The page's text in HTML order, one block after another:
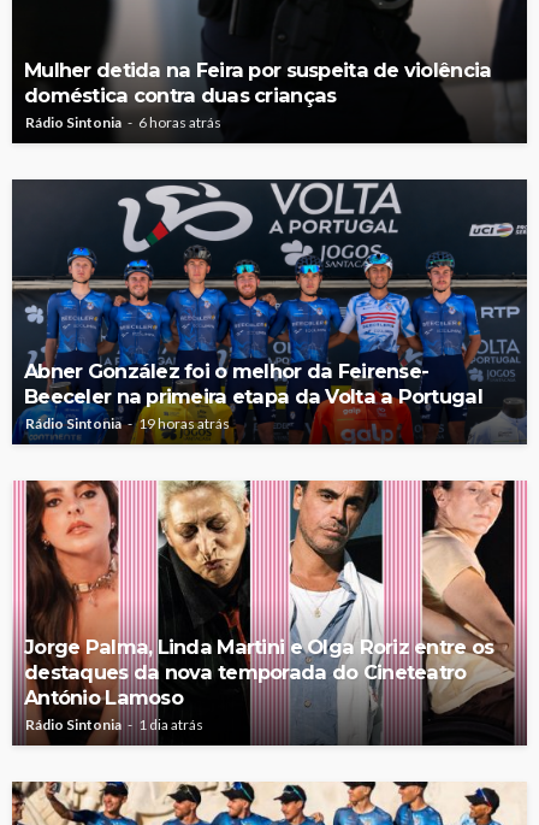
Mulher detida na Feira por suspeita de violência
doméstica contra duas crianças
Rádio Sintonia 6 horas atrás
Abner González foi o melhor da Feirense-
Beeceler na primeira etapa da Volta a Portugal
Rádio Sintonia 19 horas atrás
Jorge Palma, Linda Martini e Olga Roriz entre os
destaques da nova temporada do Cineteatro
António Lamoso
Rádio Sintonia 1 dia atrás